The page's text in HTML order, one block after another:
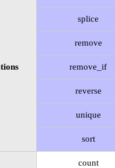
splice
remove
remove_if
reverse
unique
sort
count